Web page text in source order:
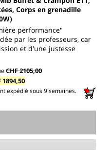
Corps en grenadille
performance"
par les professeurs, car
et d'une justesse
CHF 2105,00
1894,50
expédié sous 9 semaines.